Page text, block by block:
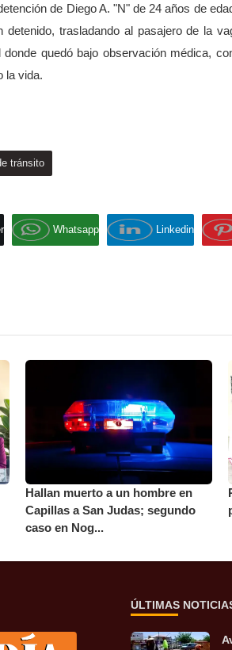
de Diego A. "N" de 24 años de
detenido, trasladando al pasajero de la
quedó bajo observación médica,
la vida.
tránsito
Whatsapp Linkedin
Hallan muerto a un hombre en
Capillas a San Judas; segundo
caso en Nog...
ÚLTIMAS